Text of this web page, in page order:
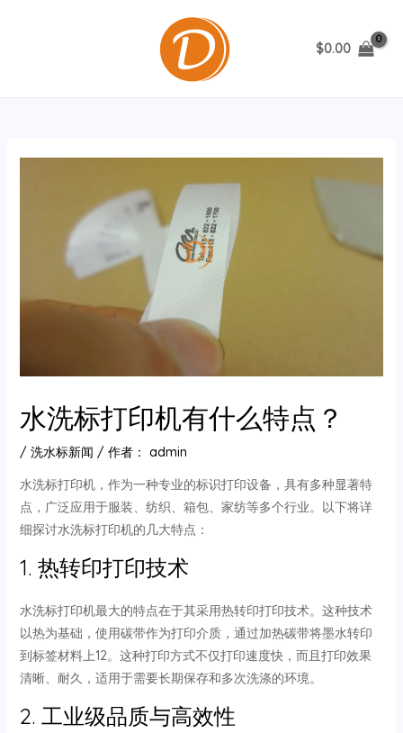
$0.00
水洗标打印机有什么特点？
/ 洗水标新闻 / 作者： admin
水洗标打印机，作为一种专业的标识打印设备，具有多种显著特
点，广泛应用于服装、纺织、箱包、家纺等多个行业。以下将详
细探讨水洗标打印机的几大特点：
1. 热转印打印技术
水洗标打印机最大的特点在于其采用热转印打印技术。这种技术
以热为基础，使用碳带作为打印介质，通过加热碳带将墨水转印
到标签材料上12。这种打印方式不仅打印速度快，而且打印效果
清晰、耐久，适用于需要长期保存和多次洗涤的环境。
2. 工业级品质与高效性